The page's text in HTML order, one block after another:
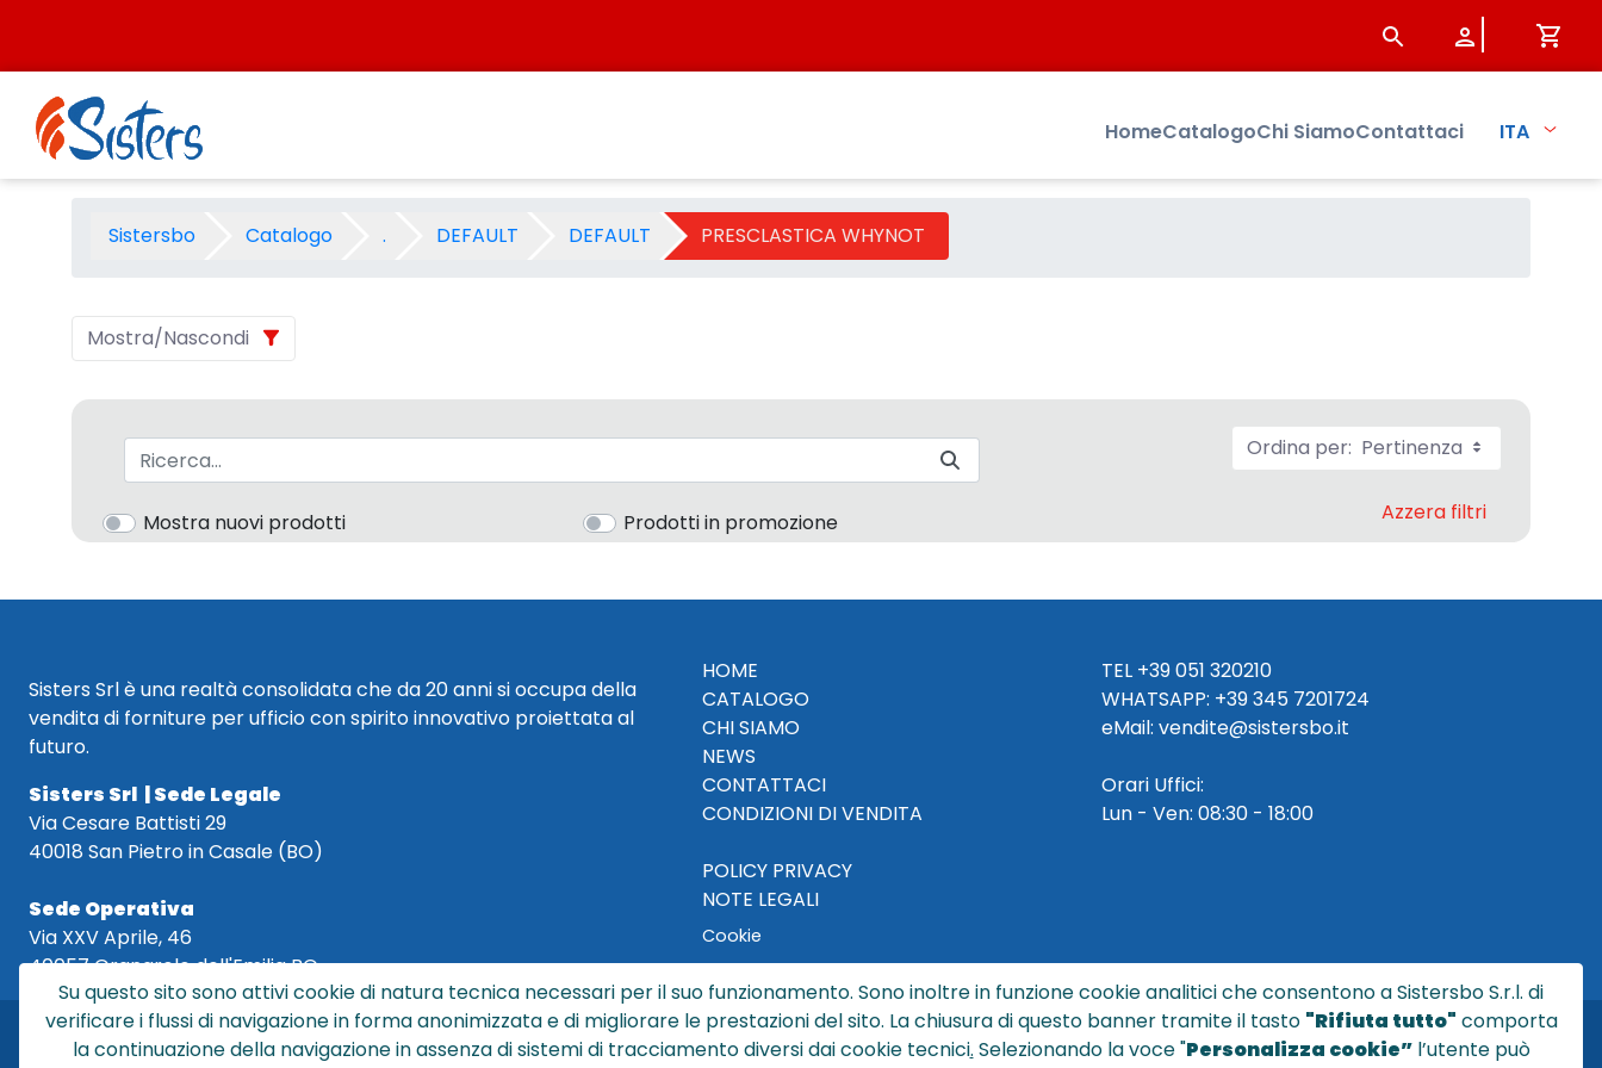
PRESCLASTICA WHYNOT 2007 - Categoria - Sistersbo
HomeCatalogoChi SiamoContattaci ITA
Sistersbo Catalogo . DEFAULT DEFAULT PRESCLASTICA WHYNOT
Mostra/Nascondi
Barra di ricerca
Mostra nuovi prodotti Prodotti in promozione
Ordina per: Pertinenza
Azzera filtri
Sisters Srl è una realtà consolidata che da 20 anni si occupa della
vendita di forniture per ufficio con spirito innovativo proiettata al
futuro.
Sisters Srl | Sede Legale
Via Cesare Battisti 29
40018 San Pietro in Casale (BO)
Sede Operativa
Via XXV Aprile, 46
40057 Granarolo dell'Emilia BO
HOME
CATALOGO
CHI SIAMO
NEWS
CONTATTACI
CONDIZIONI DI VENDITA
POLICY PRIVACY
NOTE LEGALI
Cookie
TEL +39 051 320210
WHATSAPP: +39345 7201724
eMail: vendite@sistersbo.it
Orari Uffici:
Lun - Ven: 08:30 - 18:00
© Copyright 2024 by Sisters S.r.l. - All rights reserved
Sisters S.r.l. - R.I. BO - N. REA 429992 - PEC sisterssrl@legalmail.it
Su questo sito sono attivi cookie di natura tecnica necessari per il suo funzionamento. Sono inoltre in funzione cookie analitici che consentono a Sistersbo S.r.l. di
verificare i flussi di navigazione in forma anonimizzata e di migliorare le prestazioni del sito. La chiusura di questo banner tramite il tasto "Rifiuta tutto" comporta
la continuazione della navigazione in assenza di sistemi di tracciamento diversi dai cookie tecnici. Selezionando la voce "Personalizza cookie”l’utente può